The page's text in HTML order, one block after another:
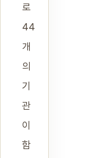
로
44
개
의
기
관
이
함